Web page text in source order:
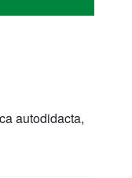
autodidacta,